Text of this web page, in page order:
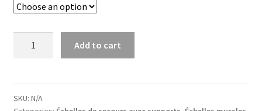
de
Add to cart
SKU: N/A